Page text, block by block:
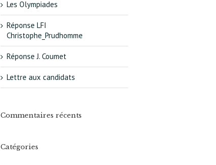
Les Olympiades
Réponse LFI
Christophe_Prudhomme
Réponse J. Coumet
Lettre aux candidats
Commentaires récents
Catégories